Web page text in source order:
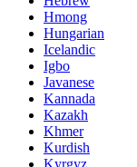
Hmong
Hungarian
Icelandic
Igbo
Javanese
Kannada
Kazakh
Khmer
Kurdish